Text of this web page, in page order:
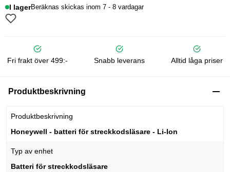
I lagerBeräknas skickas inom 7 - 8 vardagar
Fri frakt över 499:- Snabb leverans Alltid låga priser
Produktbeskrivning
Produktbeskrivning
Honeywell - batteri för streckkodsläsare - Li-Ion
Typ av enhet
Batteri för streckkodsläsare